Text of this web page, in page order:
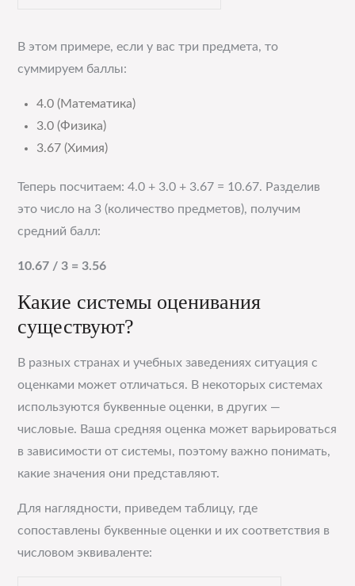
В этом примере, если у вас три предмета, то
суммируем баллы:
4.0 (Математика)
3.0 (Физика)
3.67 (Химия)
Теперь посчитаем: 4.0 + 3.0 + 3.67 = 10.67. Разделив
это число на 3 (количество предметов), получим
средний балл:
10.67 / 3 = 3.56
Какие системы оценивания
существуют?
В разных странах и учебных заведениях ситуация с
оценками может отличаться. В некоторых системах
используются буквенные оценки, в других —
числовые. Ваша средняя оценка может варьироваться
в зависимости от системы, поэтому важно понимать,
какие значения они представляют.
Для наглядности, приведем таблицу, где
сопоставлены буквенные оценки и их соответствия в
числовом эквиваленте: